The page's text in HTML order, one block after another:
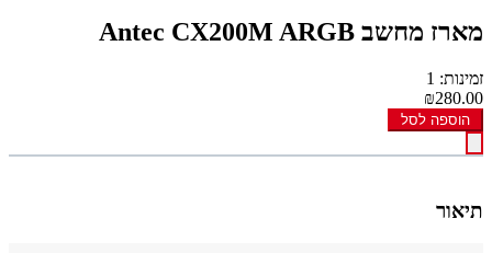
מארז מחשב Antec CX200M ARGB
זמינות: 1
₪280.00
הוספה לסל
תיאור